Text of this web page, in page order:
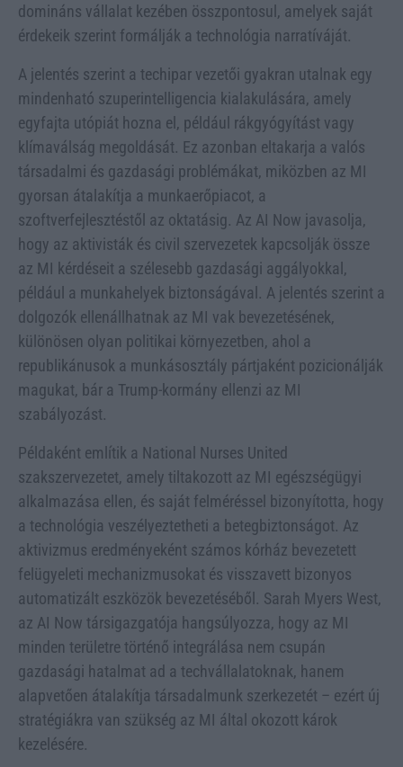
domináns vállalat kezében összpontosul, amelyek saját
érdekeik szerint formálják a technológia narratíváját.
A jelentés szerint a techipar vezetői gyakran utalnak egy
mindenható szuperintelligencia kialakulására, amely
egyfajta utópiát hozna el, például rákgyógyítást vagy
klímaválság megoldását. Ez azonban eltakarja a valós
társadalmi és gazdasági problémákat, miközben az MI
gyorsan átalakítja a munkaerőpiacot, a
szoftverfejlesztéstől az oktatásig. Az AI Now javasolja,
hogy az aktivisták és civil szervezetek kapcsolják össze
az MI kérdéseit a szélesebb gazdasági aggályokkal,
például a munkahelyek biztonságával. A jelentés szerint a
dolgozók ellenállhatnak az MI vak bevezetésének,
különösen olyan politikai környezetben, ahol a
republikánusok a munkásosztály pártjaként pozicionálják
magukat, bár a Trump-kormány ellenzi az MI
szabályozást.
Példaként említik a National Nurses United
szakszervezetet, amely tiltakozott az MI egészségügyi
alkalmazása ellen, és saját felméréssel bizonyította, hogy
a technológia veszélyeztetheti a betegbiztonságot. Az
aktivizmus eredményeként számos kórház bevezetett
felügyeleti mechanizmusokat és visszavett bizonyos
automatizált eszközök bevezetéséből. Sarah Myers West,
az AI Now társigazgatója hangsúlyozza, hogy az MI
minden területre történő integrálása nem csupán
gazdasági hatalmat ad a techvállalatoknak, hanem
alapvetően átalakítja társadalmunk szerkezetét – ezért új
stratégiákra van szükség az MI által okozott károk
kezelésére.